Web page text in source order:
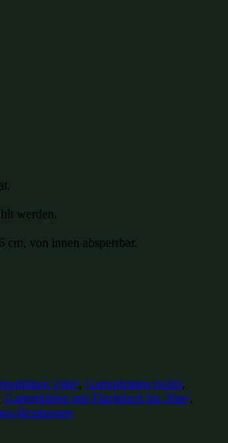
werden.
cm, von innen absperrbar.
24m², Gartenhütten 6x4m,
Gartenhütten mit Flachdach bis 30m²,
Restposten